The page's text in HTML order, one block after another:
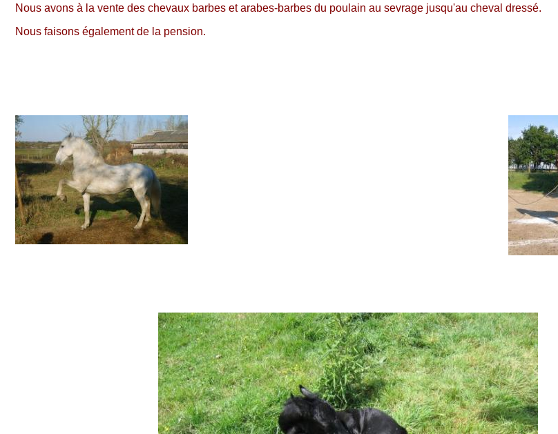
Nous avons à la vente des chevaux barbes et arabes-barbes du poulain au sevrage jusqu'au cheval dressé.
Nous faisons également de la pension.